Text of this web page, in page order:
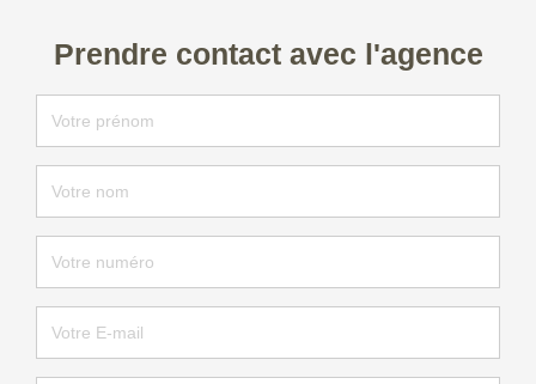
Prendre contact avec l'agence